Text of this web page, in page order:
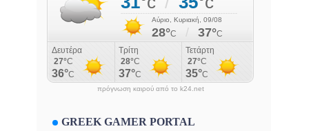
πρόγνωση καιρού από το k24.net
GREEK GAMER PORTAL